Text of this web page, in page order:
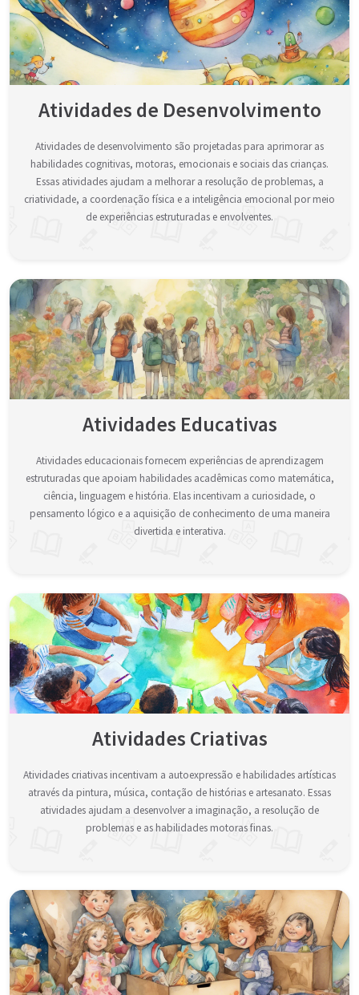
Atividades de Desenvolvimento
Atividades de desenvolvimento são projetadas para aprimorar as
habilidades cognitivas, motoras, emocionais e sociais das crianças.
Essas atividades ajudam a melhorar a resolução de problemas, a
criatividade, a coordenação física e a inteligência emocional por meio
de experiências estruturadas e envolventes.
Atividades Educativas
Atividades educacionais fornecem experiências de aprendizagem
estruturadas que apoiam habilidades acadêmicas como matemática,
ciência, linguagem e história. Elas incentivam a curiosidade, o
pensamento lógico e a aquisição de conhecimento de uma maneira
divertida e interativa.
Atividades Criativas
Atividades criativas incentivam a autoexpressão e habilidades artísticas
através da pintura, música, contação de histórias e artesanato. Essas
atividades ajudam a desenvolver a imaginação, a resolução de
problemas e as habilidades motoras finas.